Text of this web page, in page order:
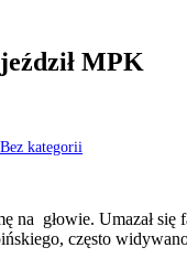
MPK
Bez kategorii
na głowie. Umazał
często